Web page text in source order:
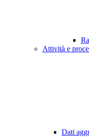
Attività e
Dati